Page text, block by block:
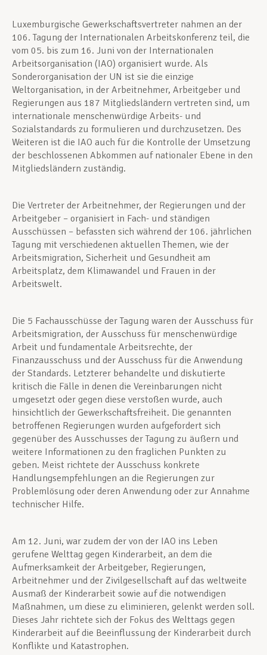
Luxemburgische Gewerkschaftsvertreter nahmen an der
106. Tagung der Internationalen Arbeitskonferenz teil, die
vom 05. bis zum 16. Juni von der Internationalen
Arbeitsorganisation (IAO) organisiert wurde. Als
Sonderorganisation der UN ist sie die einzige
Weltorganisation, in der Arbeitnehmer, Arbeitgeber und
Regierungen aus 187 Mitgliedsländern vertreten sind, um
internationale menschenwürdige Arbeits- und
Sozialstandards zu formulieren und durchzusetzen. Des
Weiteren ist die IAO auch für die Kontrolle der Umsetzung
der beschlossenen Abkommen auf nationaler Ebene in den
Mitgliedsländern zuständig.
Die Vertreter der Arbeitnehmer, der Regierungen und der
Arbeitgeber – organisiert in Fach- und ständigen
Ausschüssen – befassten sich während der 106. jährlichen
Tagung mit verschiedenen aktuellen Themen, wie der
Arbeitsmigration, Sicherheit und Gesundheit am
Arbeitsplatz, dem Klimawandel und Frauen in der
Arbeitswelt.
Die 5 Fachausschüsse der Tagung waren der Ausschuss für
Arbeitsmigration, der Ausschuss für menschenwürdige
Arbeit und fundamentale Arbeitsrechte, der
Finanzausschuss und der Ausschuss für die Anwendung
der Standards. Letzterer behandelte und diskutierte
kritisch die Fälle in denen die Vereinbarungen nicht
umgesetzt oder gegen diese verstoßen wurde, auch
hinsichtlich der Gewerkschaftsfreiheit. Die genannten
betroffenen Regierungen wurden aufgefordert sich
gegenüber des Ausschusses der Tagung zu äußern und
weitere Informationen zu den fraglichen Punkten zu
geben. Meist richtete der Ausschuss konkrete
Handlungsempfehlungen an die Regierungen zur
Problemlösung oder deren Anwendung oder zur Annahme
technischer Hilfe.
Am 12. Juni, war zudem der von der IAO ins Leben
gerufene Welttag gegen Kinderarbeit, an dem die
Aufmerksamkeit der Arbeitgeber, Regierungen,
Arbeitnehmer und der Zivilgesellschaft auf das weltweite
Ausmaß der Kinderarbeit sowie auf die notwendigen
Maßnahmen, um diese zu eliminieren, gelenkt werden soll.
Dieses Jahr richtete sich der Fokus des Welttags gegen
Kinderarbeit auf die Beeinflussung der Kinderarbeit durch
Konflikte und Katastrophen.